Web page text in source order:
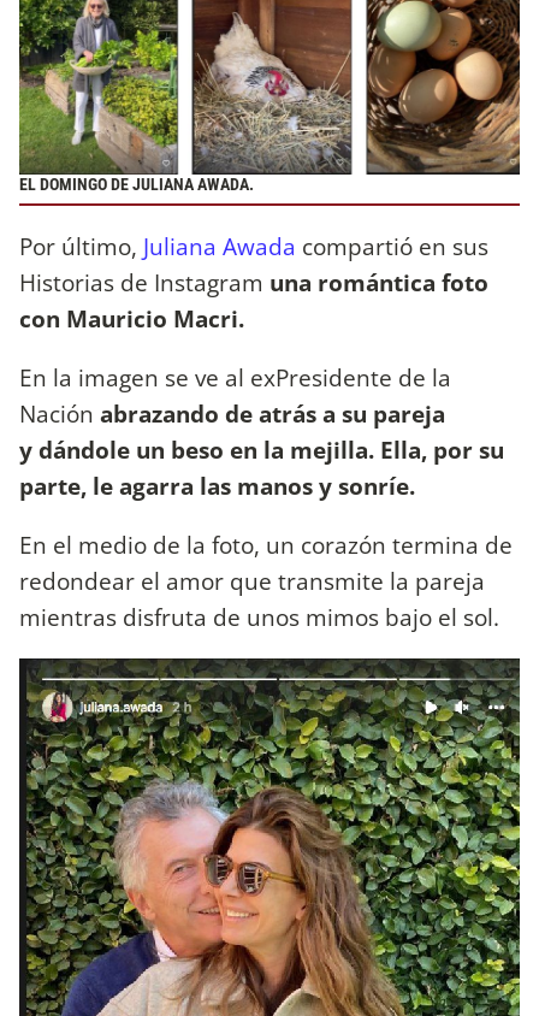
EL DOMINGO DE JULIANA AWADA.
Por último, Juliana Awada compartió en sus
Historias de Instagram una romántica foto
con Mauricio Macri.
En la imagen se ve al exPresidente de la
Nación abrazando de atrás a su pareja
y dándole un beso en la mejilla. Ella, por su
parte, le agarra las manos y sonríe.
En el medio de la foto, un corazón termina de
redondear el amor que transmite la pareja
mientras disfruta de unos mimos bajo el sol.